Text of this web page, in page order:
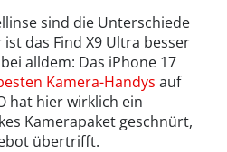
sind die Unterschiede
das Find X9 Ultra besser
alldem: Das iPhone 17
Kamera-Handys auf
hat hier wirklich ein
Kamerapaket geschnürt,
übertrifft.